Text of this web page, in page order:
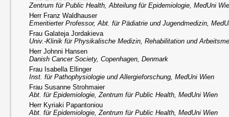
Zentrum für Public Health, Abteilung für Epidemiologie, MedUni
Herr Franz Waldhauser
Emeritierter Professor, Abt. für Pädiatrie und Jugendmedizin,
Frau Galateja Jordakieva
Univ.-Klinik für Physikalische Medizin, Rehabilitation und
Herr Johnni Hansen
Danish Cancer Society, Copenhagen, Denmark
Frau Isabella Ellinger
Inst. für Pathophysiologie und Allergieforschung, MedUni Wien
Frau Susanne Strohmaier
Abt. für Epidemiologie, Zentrum für Public Health, MedUni Wien
Herr Kyriaki Papantoniou
Abt. für Epidemiologie, Zentrum für Public Health, MedUni Wien